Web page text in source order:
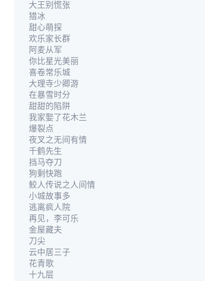
大王别慌张
猎冰
甜心萌探
欢乐家长群
阿麦从军
你比星光美丽
喜卷常乐城
大理寺少卿游
在暴雪时分
甜甜的陷阱
我家娶了花木兰
爆裂点
夜叉之无间有情
千鹤先生
挡马夺刀
狗剩快跑
鲛人传说之人间情
小城故事多
逃离疯人院
再见，李可乐
金屋藏夫
刀尖
云中居三子
花青歌
十九层